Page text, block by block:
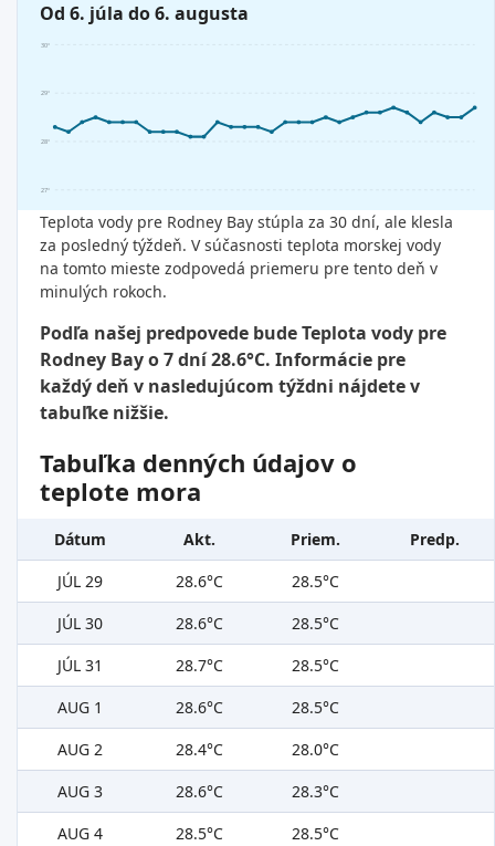
Od 6. júla do 6. augusta
27°
28°
29°
30°
Teplota vody pre Rodney Bay stúpla za 30 dní, ale klesla
za posledný týždeň. V súčasnosti teplota morskej vody
na tomto mieste zodpovedá priemeru pre tento deň v
minulých rokoch.
Podľa našej predpovede bude Teplota vody pre
Rodney Bay o 7 dní 28.6°C. Informácie pre
každý deň v nasledujúcom týždni nájdete v
tabuľke nižšie.
Tabuľka denných údajov o
teplote mora
Dátum Akt. Priem.
Predp.
JÚL 29
28.6°C
28.5°C
JÚL 30
28.6°C
28.5°C
JÚL 31
28.7°C
28.5°C
AUG 1
28.6°C
28.5°C
AUG 2
28.4°C
28.0°C
AUG 3
28.6°C
28.3°C
AUG 4
28.5°C
28.5°C